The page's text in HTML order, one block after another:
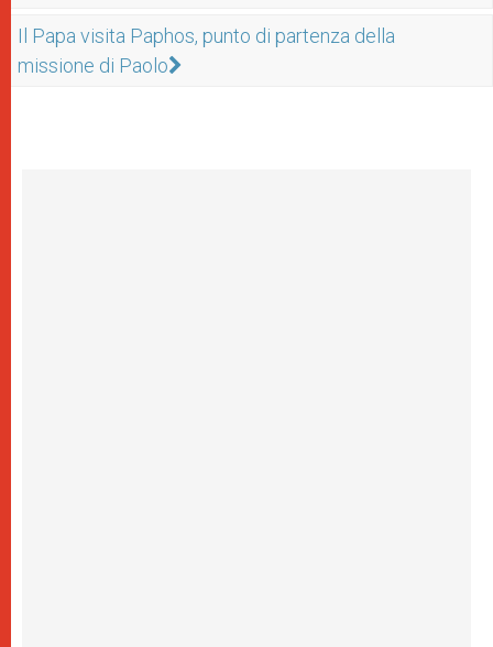
Il Papa visita Paphos, punto di partenza della
missione di Paolo